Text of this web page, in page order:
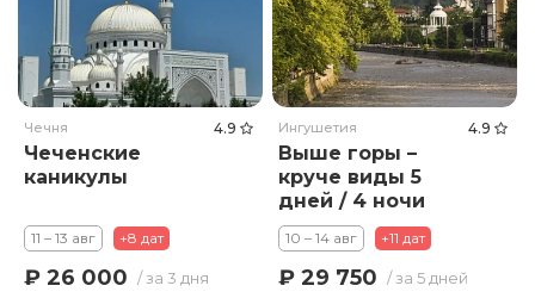
Чечня 4.9
Чеченские
каникулы
11 – 13 авг +8 дат
₽ 26 000 / за 3 дня
Ингушетия 4.9
Выше горы –
круче виды 5
дней / 4 ночи
10 – 14 авг +11 дат
₽ 29 750 / за 5 дней